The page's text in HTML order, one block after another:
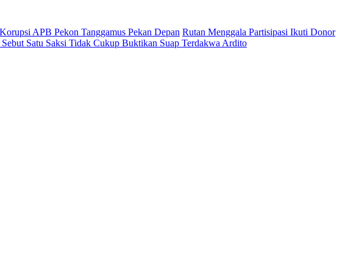
APB Pekon Tanggamus Pekan Depan Rutan Menggala Partisipasi Ikuti Donor
Satu Saksi Tidak Cukup Buktikan Suap Terdakwa Ardito